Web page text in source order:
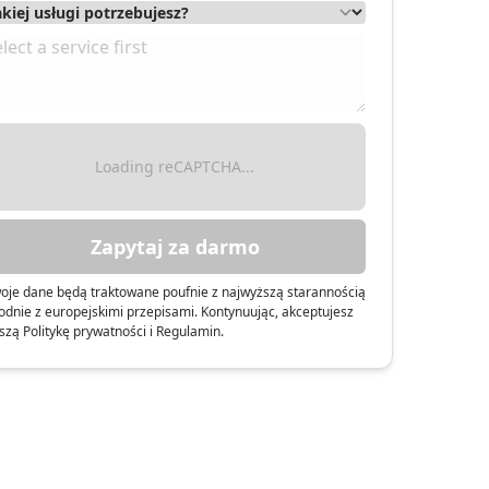
Loading reCAPTCHA...
Zapytaj za darmo
dane będą traktowane poufnie z najwyższą starannością
z europejskimi przepisami. Kontynuując, akceptujesz
Politykę prywatności i Regulamin.